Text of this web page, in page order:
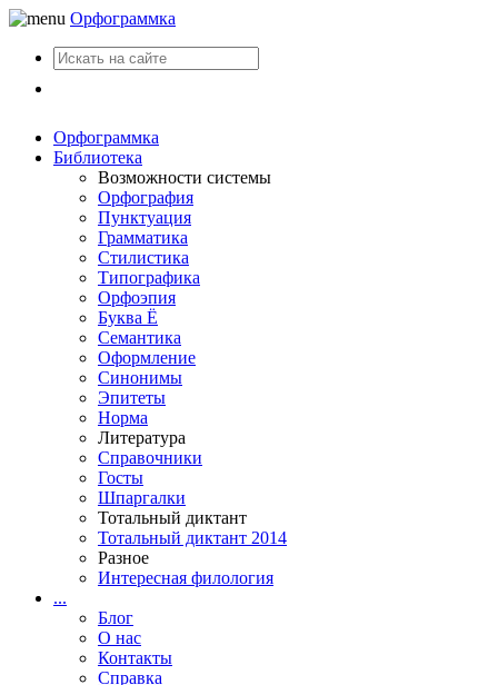
Орфограммка
Орфограммка
Библиотека
Возможности системы
Орфография
Пунктуация
Грамматика
Стилистика
Типографика
Орфоэпия
Буква Ё
Семантика
Оформление
Синонимы
Эпитеты
Норма
Литература
Справочники
Госты
Шпаргалки
Тотальный диктант
Тотальный диктант 2014
Разное
Интересная филология
...
Блог
О нас
Контакты
Справка